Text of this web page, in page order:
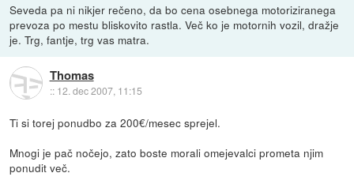
Seveda pa ni nikjer rečeno, da bo cena osebnega motoriziranega
prevoza po mestu bliskovito rastla. Več ko je motornih vozil, dražje
je. Trg, fantje, trg vas matra.
Thomas
:: 12. dec 2007, 11:15
Ti si torej ponudbo za 200€/mesec sprejel.
Mnogi je pač nočejo, zato boste morali omejevalci prometa njim
ponudit več.